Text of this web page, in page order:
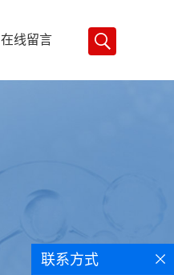
在线留言
联系方式